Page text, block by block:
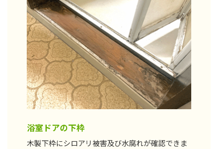
浴室ドアの下枠
木製下枠にシロアリ被害及び水腐れが確認できま